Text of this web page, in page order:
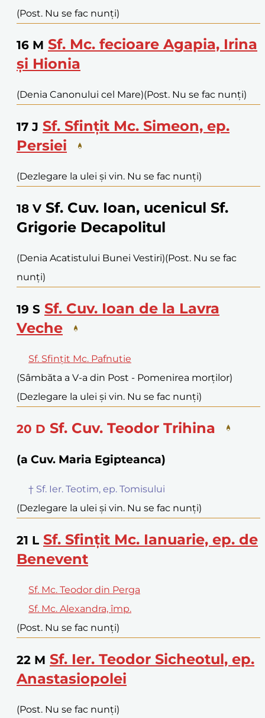
(Post. Nu se fac nunți)
16 M Sf. Mc. fecioare Agapia, Irina
și Hionia
(Denia Canonului cel Mare)(Post. Nu se fac nunți)
17 J Sf. Sfințit Mc. Simeon, ep.
Persiei
(Dezlegare la ulei și vin. Nu se fac nunți)
18 V Sf. Cuv. Ioan, ucenicul Sf.
Grigorie Decapolitul
(Denia Acatistului Bunei Vestiri)(Post. Nu se fac
nunți)
19 S Sf. Cuv. Ioan de la Lavra
Veche
Sf. Sfințit Mc. Pafnutie
(Sâmbăta a V-a din Post - Pomenirea morților)
(Dezlegare la ulei și vin. Nu se fac nunți)
20 D Sf. Cuv. Teodor Trihina
(a Cuv. Maria Egipteanca)
† Sf. Ier. Teotim, ep. Tomisului
(Dezlegare la ulei și vin. Nu se fac nunți)
21 L Sf. Sfințit Mc. Ianuarie, ep. de
Benevent
Sf. Mc. Teodor din Perga
Sf. Mc. Alexandra, împ.
(Post. Nu se fac nunți)
22 M Sf. Ier. Teodor Sicheotul, ep.
Anastasiopolei
(Post. Nu se fac nunți)